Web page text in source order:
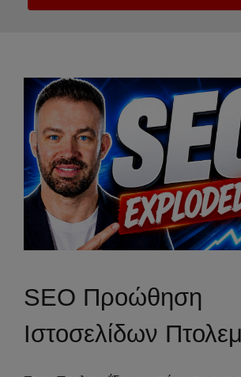
SEO Προώθηση
Ιστοσελίδων